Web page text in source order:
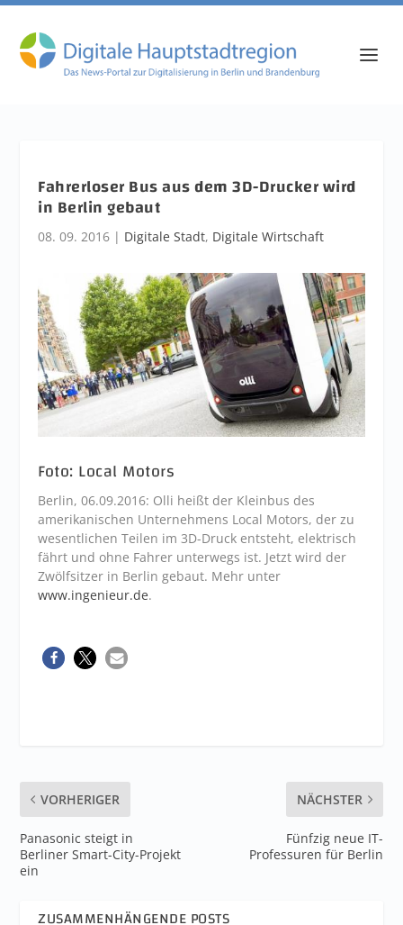
Fahrerloser Bus aus dem 3D-Drucker wird
in Berlin gebaut
08. 09. 2016 | Digitale Stadt, Digitale Wirtschaft
Foto: Local Motors
Berlin, 06.09.2016: Olli heißt der Kleinbus des
amerikanischen Unternehmens Local Motors, der zu
wesentlichen Teilen im 3D-Druck entsteht, elektrisch
fährt und ohne Fahrer unterwegs ist. Jetzt wird der
Zwölfsitzer in Berlin gebaut. Mehr unter
www.ingenieur.de.
VORHERIGER
Panasonic steigt in
Berliner Smart-City-Projekt
ein
NÄCHSTER
Fünfzig neue IT-
Professuren für Berlin
ZUSAMMENHÄNGENDE POSTS